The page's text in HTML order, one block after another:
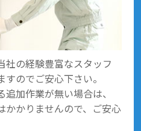
社の経験豊富なスタッフ
のでご安心下さい。
加作業が無い場合は、
かかりませんので、ご安心